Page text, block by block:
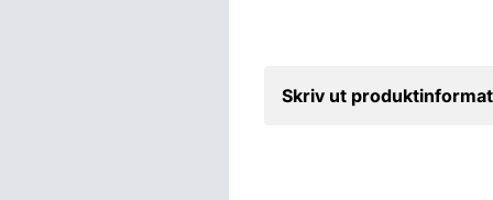
Skriv ut